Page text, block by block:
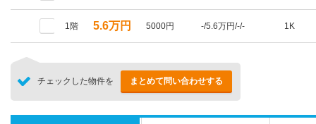
1階 5.6万円 5000円 -/5.6万円/-/- 1K
チェックした物件を まとめて問い合わせする